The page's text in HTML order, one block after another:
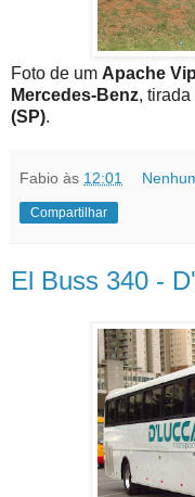
Foto de um Apache Vip
Mercedes-Benz,
(SP).
Fabio às 12:01
Compartilhar
El Buss 340 -